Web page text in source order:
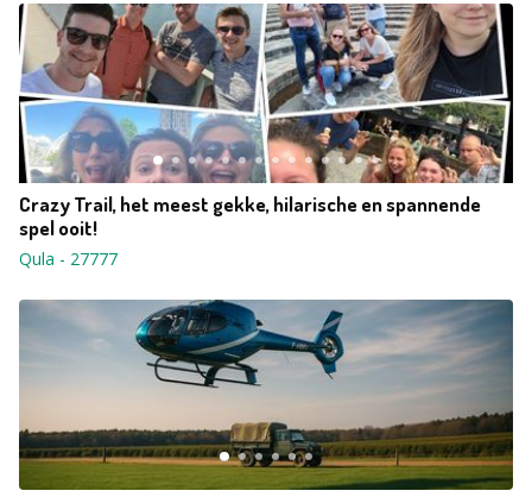
Crazy Trail, het meest gekke, hilarische en spannende
spel ooit!
Qula - 27777